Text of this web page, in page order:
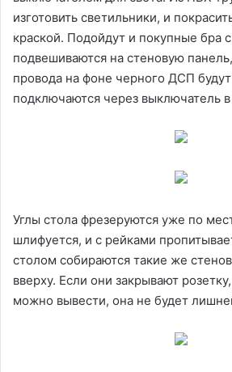
изготовить светильники, и
краской. Подойдут и покупные бра
подвешиваются на стеновую
провода на фоне черного ДСП
подключаются через выключатель
Углы стола фрезеруются уже по
шлифуется, и с рейками
столом собираются такие же
вверху. Если они закрывают
можно вывести, она не будет